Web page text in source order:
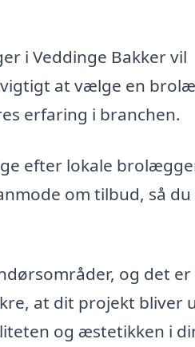
i Veddinge Bakker vil
at vælge en
erfaring i branchen.
efter lokale
om tilbud, så du
og det er
at dit projekt bliver
og æstetikken i